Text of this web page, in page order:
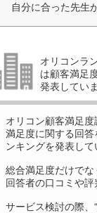
自分に合った先生
オリコンラ
は顧客満足
発表していま
オリコン顧客満足
満足度に関する回
ンキングを発表して
総合満足度だけで
回答者の口コミや評
サービス検討の際、